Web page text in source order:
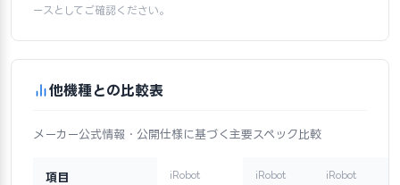
ースとしてご確認ください。
他機種との比較表
メーカー公式情報・公開仕様に基づく主要スペック比較
項目 iRobot iRobot iRobot